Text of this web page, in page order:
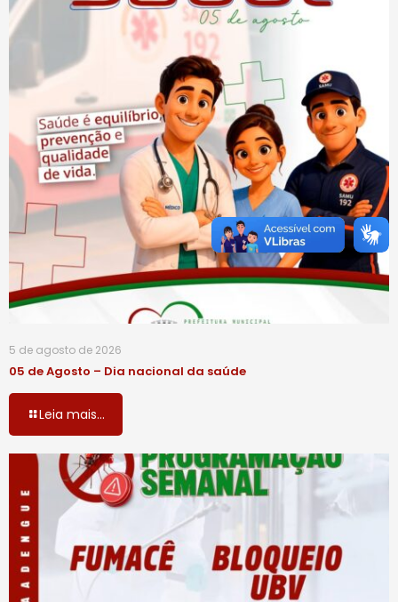
5 de agosto de 2026
05 de Agosto – Dia nacional da saúde
Leia mais...